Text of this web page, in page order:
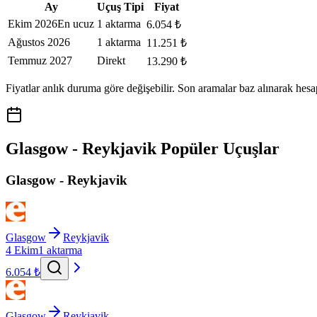
Ay
Uçuş Tipi
Fiyat
Ekim 2026En ucuz 1 aktarma 6.054 ₺
Ağustos 2026
1 aktarma 11.251 ₺
Temmuz 2027
Direkt 13.290 ₺
Fiyatlar anlık duruma göre değişebilir. Son aramalar baz alınarak
Glasgow - Reykjavik Popüler Uçuşlar
Glasgow - Reykjavik
Glasgow
Reykjavik
4 Ekim1 aktarma
6.054 ₺